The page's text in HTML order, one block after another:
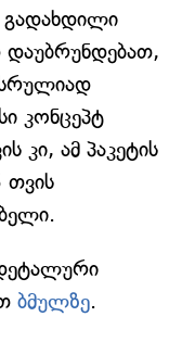
გადახდილი
სრულიად
კონცეპტ
კი, ამ პაკეტის
თვის
ბმულზე.